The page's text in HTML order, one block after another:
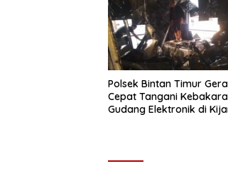
Polsek Bintan Timur
Cepat Tangani
Gudang Elektronik di